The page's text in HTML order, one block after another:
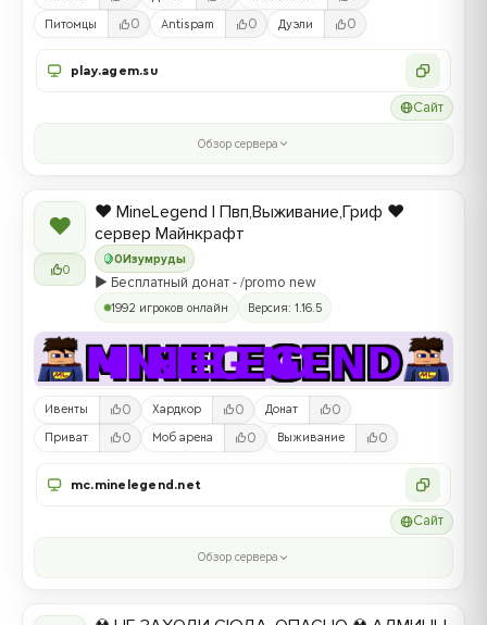
Питомцы 0 Antispam 0 Дуэли 0
play.agem.su
Сайт
Обзор сервера
❤
0
0Изумруды
❤️ MineLegend | Пвп,Выживание,Гриф ❤️
сервер Майнкрафт
▶️ Бесплатный донат - /promo new
1992 игроков онлайн Версия: 1.16.5
Ивенты 0 Хардкор 0 Донат 0
Приват 0 Моб арена 0 Выживание 0
mc.minelegend.net
Сайт
Обзор сервера